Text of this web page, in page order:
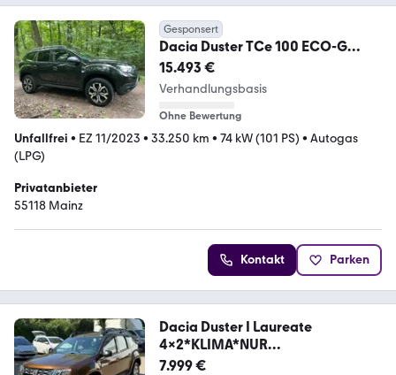
Gesponsert
Dacia Duster TCe 100 ECO-G
Journey ---Garantie---
15.493 €
Verhandlungsbasis
Ohne Bewertung
Unfallfrei • EZ 11/2023 • 33.250 km • 74 kW (101 PS) • Autogas
(LPG)
Privatanbieter
55118 Mainz
Kontakt Parken
Dacia Duster I Laureate
4x2*KLIMA*NUR
99.TKM*EURO5*TOP
7.999 €